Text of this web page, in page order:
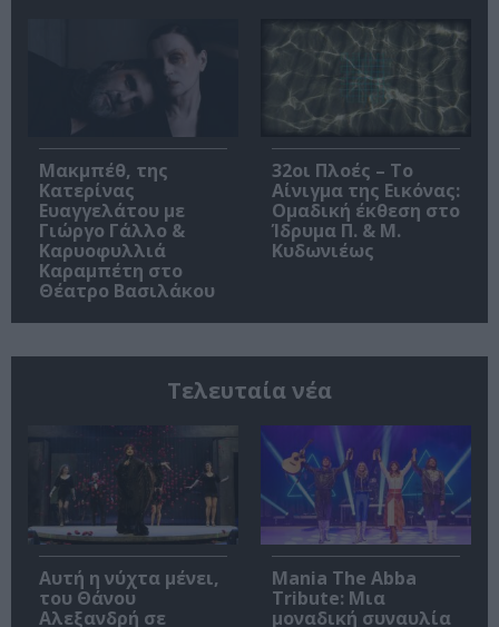
Μακμπέθ, της
Κατερίνας
Ευαγγελάτου με
Γιώργο Γάλλο &
Καρυοφυλλιά
Καραμπέτη στο
Θέατρο Βασιλάκου
32οι Πλοές – Το
Αίνιγμα της Εικόνας:
Ομαδική έκθεση στο
Ίδρυμα Π. & Μ.
Κυδωνιέως
Τελευταία νέα
Αυτή η νύχτα μένει,
του Θάνου
Αλεξανδρή σε
Mania The Abba
Tribute: Μια
μοναδική συναυλία